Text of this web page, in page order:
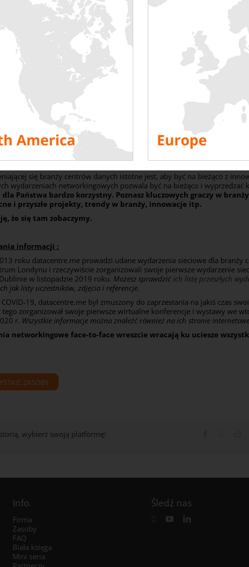
więcej informacji na temat tego wydarzenia prosimy o
się bezpośrednio z datacentre.me
się branży centrów danych istotne jest, aby być na bieżąco z
wydarzeniach networkingowych pozwala być na bieżąco i wyprzedzać
Państwa bardzo korzystny. Poznasz kluczowych graczy w
i przyszłe projekty, trendy w branży, innowacje itp.
że się tam zobaczymy.
informacji :
roku datacentre.me prowadzi udane wydarzenia sieciowe dla branży
Londynu i rzeczywiście zorganizowali swoje pierwsze wydarzenie
w listopadzie 2019 roku. Możesz sprawdzić ich listę przeszłych
jak listy uczestników, zdjęcia i referencje.
19, datacentre.me był zmuszony do zaprzestania na jakiś czas
tego zorganizował swoje pierwsze wirtualne konferencje i wystawy we
r. Wszystkie informacje można znaleźć również na ich stronie
networkingowe face-to-face wreszcie wracają ku uciesze
ZASOBY
wybierz swoją platformę!
Info.
Firma
Zasoby
FAQ
Biała księga
Mini seria
Śledź nas